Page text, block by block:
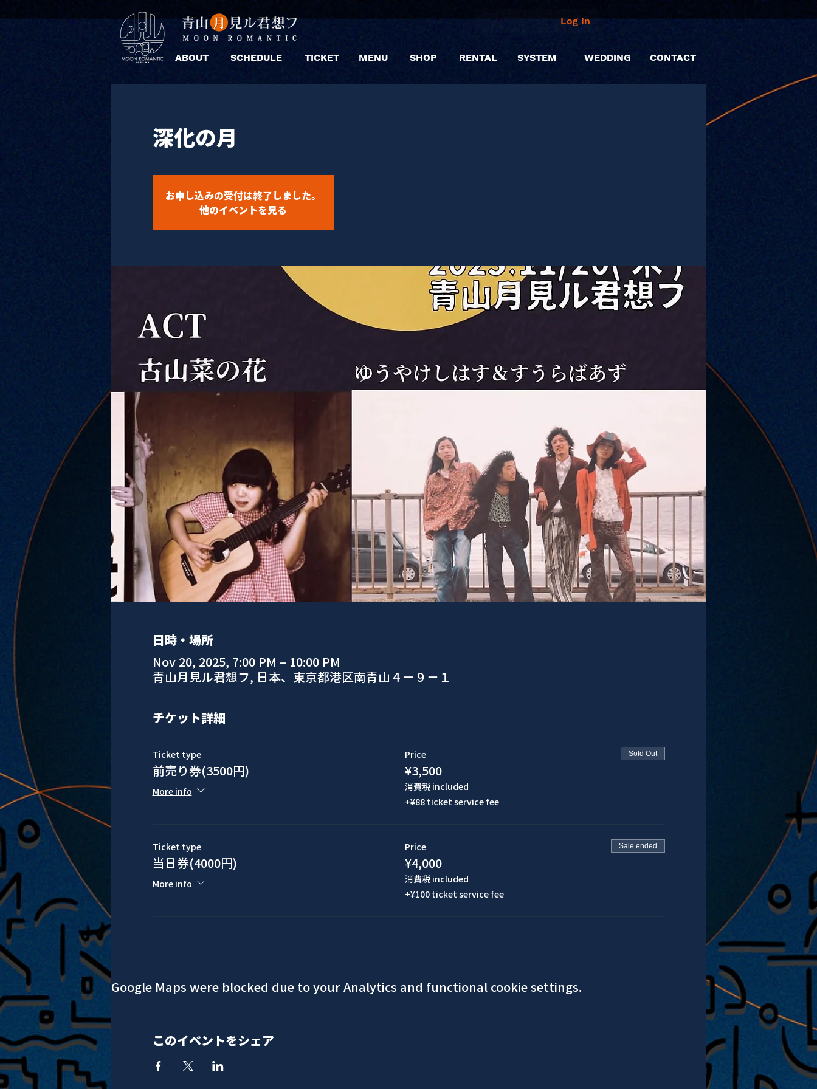
ABOUT SCHEDULE TICKET MENU SHOP
Log In
RENTAL SYSTEM WEDDING CONTACT
深化の月
お申し込みの受付は終了しました。
他のイベントを見る
日時・場所
Nov 20, 2025, 7:00 PM – 10:00 PM
青山月見ル君想フ, 日本、東京都港区南青山４−９−１
チケット詳細
Ticket type
前売り券(3500円)
More info
Price
¥3,500
消費税 included
+¥88 ticket service fee
Sold Out
Ticket type
当日券(4000円)
More info
Price
¥4,000
消費税 included
+¥100 ticket service fee
Sale ended
Google Maps were blocked due to your Analytics and functional cookie settings.
このイベントをシェア